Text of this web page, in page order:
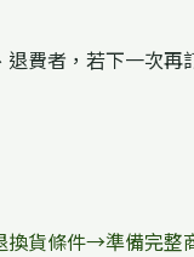
費者，若下一次再
貨條件→準備完整